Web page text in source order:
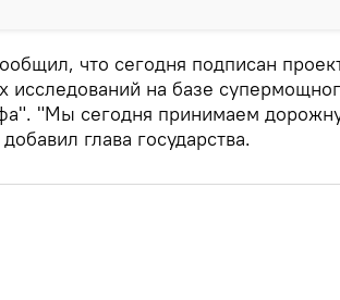
что сегодня подписан
исследований на базе
"Мы сегодня принимаем
глава государства.